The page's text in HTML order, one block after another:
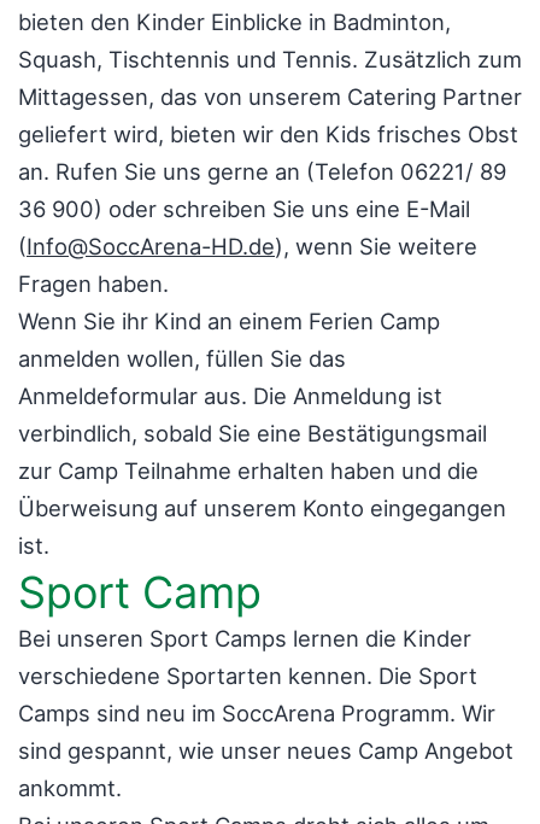
bieten den Kinder Einblicke in Badminton,
Squash, Tischtennis und Tennis. Zusätzlich zum
Mittagessen, das von unserem Catering Partner
geliefert wird, bieten wir den Kids frisches Obst
an. Rufen Sie uns gerne an (Telefon 06221/ 89
36 900) oder schreiben Sie uns eine E-Mail
(Info@SoccArena-HD.de), wenn Sie weitere
Fragen haben.
Wenn Sie ihr Kind an einem Ferien Camp
anmelden wollen, füllen Sie das
Anmeldeformular aus. Die Anmeldung ist
verbindlich, sobald Sie eine Bestätigungsmail
zur Camp Teilnahme erhalten haben und die
Überweisung auf unserem Konto eingegangen
ist.
Sport Camp
Bei unseren Sport Camps lernen die Kinder
verschiedene Sportarten kennen. Die Sport
Camps sind neu im SoccArena Programm. Wir
sind gespannt, wie unser neues Camp Angebot
ankommt.